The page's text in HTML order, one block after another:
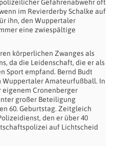
Gefahrenabwehr oft
im Revierderby Schalke auf
ihn, den Wuppertaler
eine zwiespältige
körperlichen Zwanges als
da die Leidenschaft, die er als
Sport empfand. Bernd Budt
Wuppertaler Amateurfußball. In
eigenem Cronenberger
großer Beteiligung
60. Geburtstag. Zeitgleich
den er über 40
auf Lichtscheid